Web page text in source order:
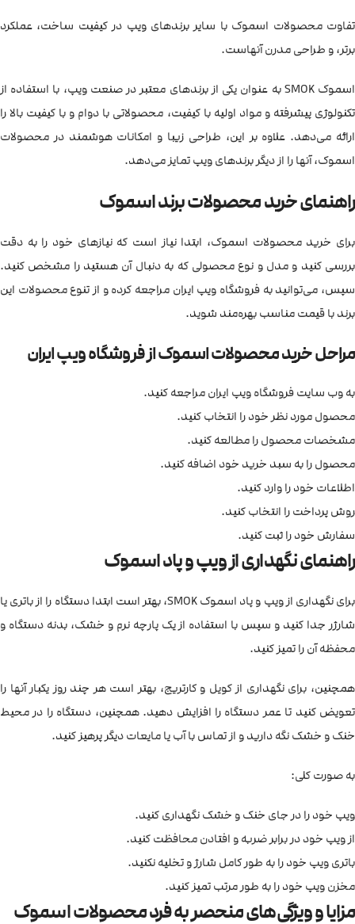
تفاوت محصولات اسموک با سایر برندهای ویپ در کیفیت ساخت، عملکرد
برتر، و طراحی مدرن آنهاست.
اسموک SMOK به عنوان یکی از برندهای معتبر در صنعت ویپ، با استفاده از
تکنولوژی پیشرفته و مواد اولیه با کیفیت، محصولاتی با دوام و با کیفیت بالا را
ارائه می‌دهد. علاوه بر این، طراحی زیبا و امکانات هوشمند در محصولات
اسموک، آنها را از دیگر برندهای ویپ تمایز می‌دهد.
راهنمای خرید محصولات برند اسموک
برای خرید محصولات اسموک، ابتدا نیاز است که نیازهای خود را به دقت
بررسی کنید و مدل و نوع محصولی که به دنبال آن هستید را مشخص کنید.
سپس، می‌توانید به فروشگاه ویپ ایران مراجعه کرده و از تنوع محصولات این
برند با قیمت مناسب بهره‌مند شوید.
مراحل خرید محصولات اسموک از فروشگاه ویپ ایران
به وب سایت فروشگاه ویپ ایران مراجعه کنید.
محصول مورد نظر خود را انتخاب کنید.
مشخصات محصول را مطالعه کنید.
محصول را به سبد خرید خود اضافه کنید.
اطلاعات خود را وارد کنید.
روش پرداخت را انتخاب کنید.
سفارش خود را ثبت کنید.
راهنمای نگهداری از ویپ و پاد اسموک
برای نگهداری از ویپ و پاد اسموک SMOK، بهتر است ابتدا دستگاه را از باتری یا
شارژر جدا کنید و سپس با استفاده از یک پارچه نرم و خشک، بدنه دستگاه و
محفظه آن را تمیز کنید.
همچنین، برای نگهداری از کویل و کارتریج، بهتر است هر چند روز یکبار آنها را
تعویض کنید تا عمر دستگاه را افزایش دهید. همچنین، دستگاه را در محیط
خنک و خشک نگه دارید و از تماس با آب یا مایعات دیگر پرهیز کنید.
به صورت کلی:
ویپ خود را در جای خنک و خشک نگهداری کنید.
از ویپ خود در برابر ضربه و افتادن محافظت کنید.
باتری ویپ خود را به طور کامل شارژ و تخلیه نکنید.
مخزن ویپ خود را به طور مرتب تمیز کنید.
مزایا و ویژگی‌های منحصر به فرد محصولات اسموک